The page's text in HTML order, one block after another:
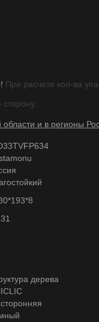
При расчете кол-ва
и в регионы
дерева